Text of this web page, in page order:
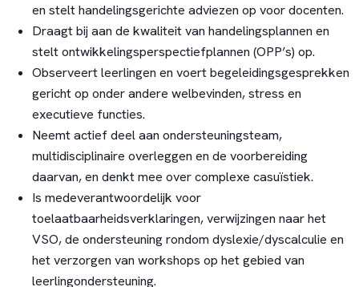
en stelt handelingsgerichte adviezen op voor docenten.
Draagt bij aan de kwaliteit van handelingsplannen en
stelt ontwikkelingsperspectiefplannen (OPP’s) op.
Observeert leerlingen en voert begeleidingsgesprekken
gericht op onder andere welbevinden, stress en
executieve functies.
Neemt actief deel aan ondersteuningsteam,
multidisciplinaire overleggen en de voorbereiding
daarvan, en denkt mee over complexe casuïstiek.
Is medeverantwoordelijk voor
toelaatbaarheidsverklaringen, verwijzingen naar het
VSO, de ondersteuning rondom dyslexie/dyscalculie en
het verzorgen van workshops op het gebied van
leerlingondersteuning.